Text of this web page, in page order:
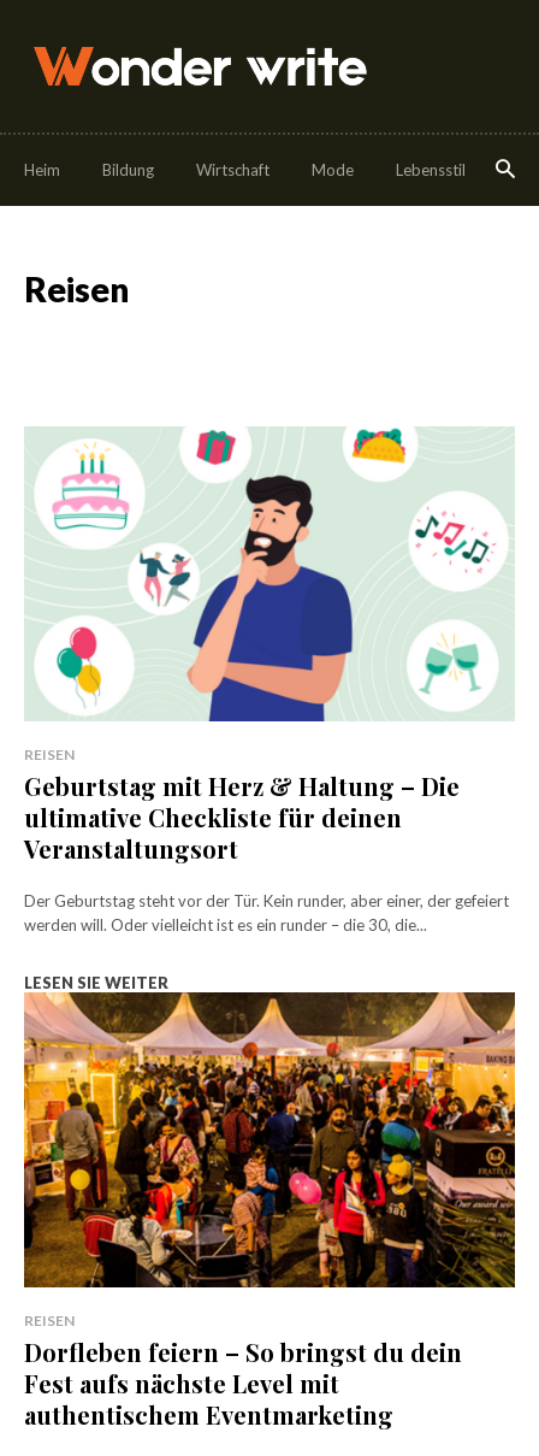
Heim Bildung Wirtschaft Mode Lebensstil
Reisen
REISEN
Geburtstag mit Herz & Haltung – Die
ultimative Checkliste für deinen
Veranstaltungsort
Der Geburtstag steht vor der Tür. Kein runder, aber einer, der gefeiert
werden will. Oder vielleicht ist es ein runder – die 30, die...
LESEN SIE WEITER
REISEN
Dorfleben feiern – So bringst du dein
Fest aufs nächste Level mit
authentischem Eventmarketing